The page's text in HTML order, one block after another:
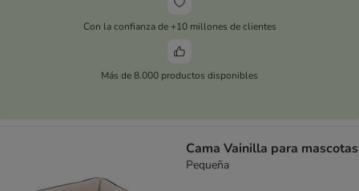
Con la confianza de +10 millones de clientes
Más de 8.000 productos disponibles
Cama Vainilla para mascotas
Pequeña